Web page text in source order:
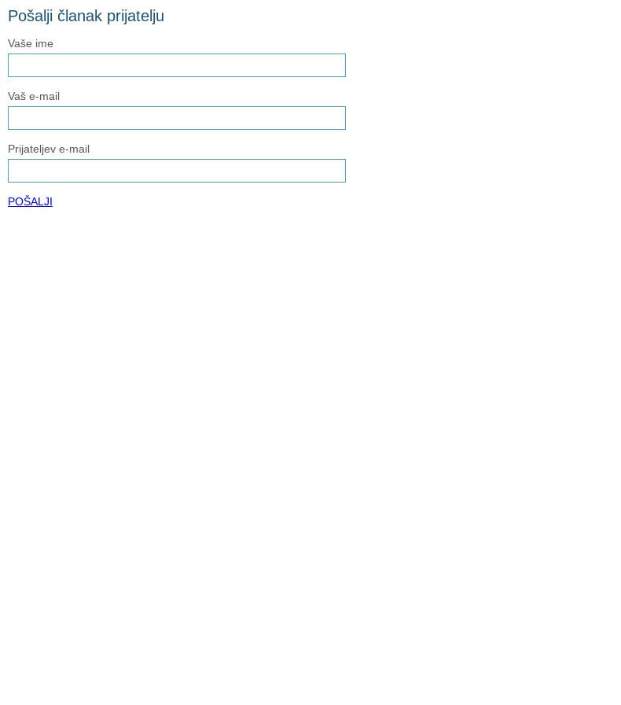
Pošalji članak prijatelju
Vaše ime
Vaš e-mail
Prijateljev e-mail
POŠALJI